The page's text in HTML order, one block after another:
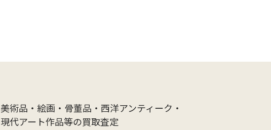
美術品・絵画・骨董品・西洋アンティーク・
現代アート作品等の買取査定